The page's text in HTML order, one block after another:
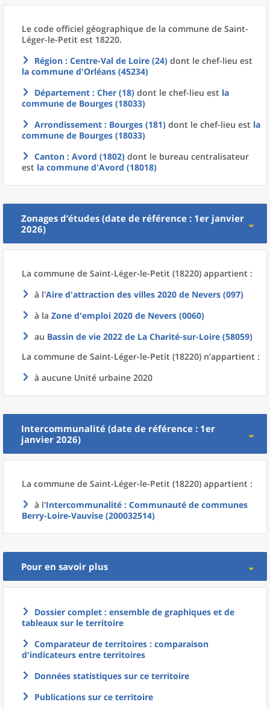
Le code officiel géographique de la commune de Saint-
Léger-le-Petit est 18220.
Région : Centre-Val de Loire (24) dont le chef-lieu est
la commune d'Orléans (45234)
Département : Cher (18) dont le chef-lieu est la
commune de Bourges (18033)
Arrondissement : Bourges (181) dont le chef-lieu est la
commune de Bourges (18033)
Canton : Avord (1802) dont le bureau centralisateur
est la commune d'Avord (18018)
Zonages d’études (date de référence : 1er janvier
2026)
La commune de Saint-Léger-le-Petit (18220) appartient :
à l'Aire d'attraction des villes 2020 de Nevers (097)
à la Zone d'emploi 2020 de Nevers (0060)
au Bassin de vie 2022 de La Charité-sur-Loire (58059)
La commune de Saint-Léger-le-Petit (18220) n’appartient :
à aucune Unité urbaine 2020
Intercommunalité (date de référence : 1er
janvier 2026)
La commune de Saint-Léger-le-Petit (18220) appartient :
à l'Intercommunalité : Communauté de communes
Berry-Loire-Vauvise (200032514)
Pour en savoir plus
Dossier complet : ensemble de graphiques et de
tableaux sur le territoire
Comparateur de territoires : comparaison
d'indicateurs entre territoires
Données statistiques sur ce territoire
Publications sur ce territoire